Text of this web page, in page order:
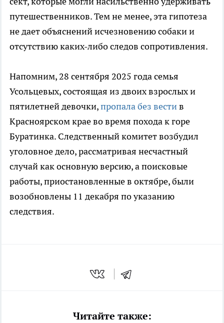
путешественников. Тем не менее, эта гипотеза
не дает объяснений исчезновению собаки и
отсутствию каких-либо следов сопротивления.
Напомним, 28 сентября 2025 года семья
Усольцевых, состоящая из двоих взрослых и
пятилетней девочки,пропала без вестив
Красноярском крае во время похода к горе
Буратинка. Следственный комитет возбудил
уголовное дело, рассматривая несчастный
случай как основную версию, а поисковые
работы, приостановленные в октябре, были
возобновлены 11 декабря по указанию
следствия.
Читайте также: